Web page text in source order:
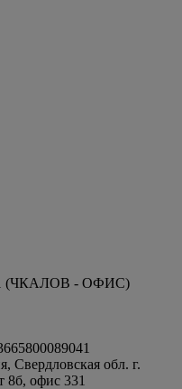
(ЧКАЛОВ - ОФИС)
Свердловская обл. г.
8б, офис 331